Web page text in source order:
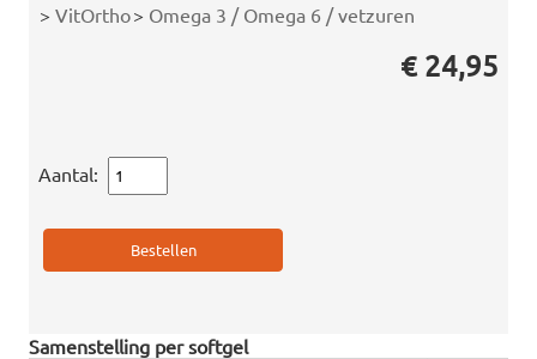
> VitOrtho> Omega 3 / Omega 6 / vetzuren
€ 24,95
Aantal:
Samenstelling per softgel